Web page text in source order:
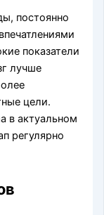
постоянно
показатели
лучше
цели.
в актуальном
регулярно